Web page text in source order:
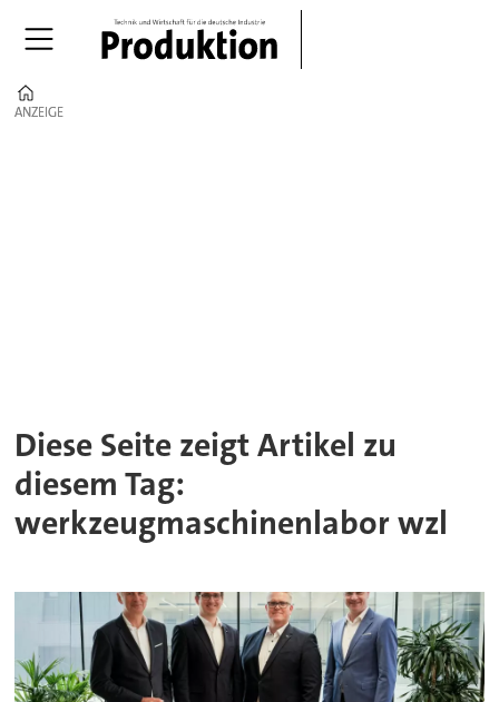
ANZEIGE
ANZEIGE
Diese Seite zeigt Artikel zu
diesem Tag:
werkzeugmaschinenlabor wzl